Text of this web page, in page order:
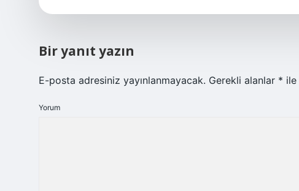
Bir yanıt yazın
E-posta adresiniz yayınlanmayacak. Gerekli alanlar *
Yorum